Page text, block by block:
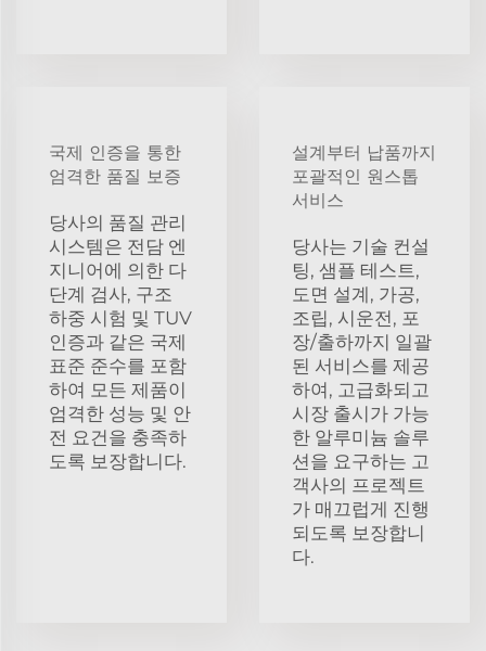
국제 인증을 통한
엄격한 품질 보증
당사의 품질 관리
시스템은 전담 엔
지니어에 의한 다
단계 검사, 구조
하중 시험 및 TUV
인증과 같은 국제
표준 준수를 포함
하여 모든 제품이
엄격한 성능 및 안
전 요건을 충족하
도록 보장합니다.
설계부터 납품까지
포괄적인 원스톱
서비스
당사는 기술 컨설
팅, 샘플 테스트,
도면 설계, 가공,
조립, 시운전, 포
장/출하까지 일괄
된 서비스를 제공
하여, 고급화되고
시장 출시가 가능
한 알루미늄 솔루
션을 요구하는 고
객사의 프로젝트
가 매끄럽게 진행
되도록 보장합니
다.